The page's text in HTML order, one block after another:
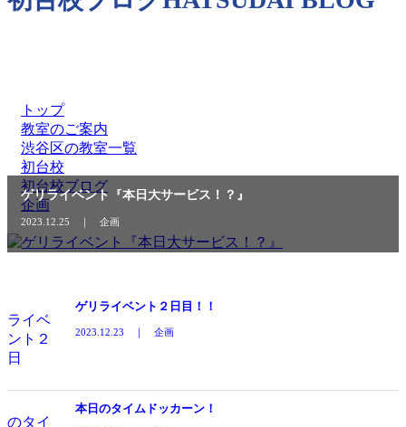
トップ
教室のご案内
渋谷区の教室一覧
初台校
初台校ブログ
企画
ゲリライベント『本日大サービス！？』
2023.12.25 ｜ 企画
ゲリライベント２日目！！
2023.12.23 ｜ 企画
本日のタイムドッカーン！